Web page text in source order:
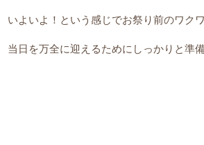
いよいよ！という感じでお祭り前のワク
当日を万全に迎えるためにしっかりと準